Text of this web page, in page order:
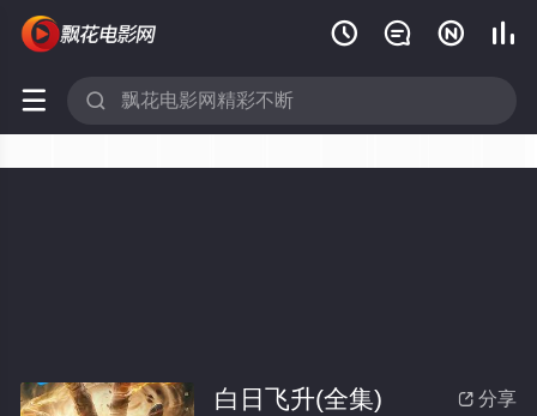
   
 
 分享
白日飞升(全集)